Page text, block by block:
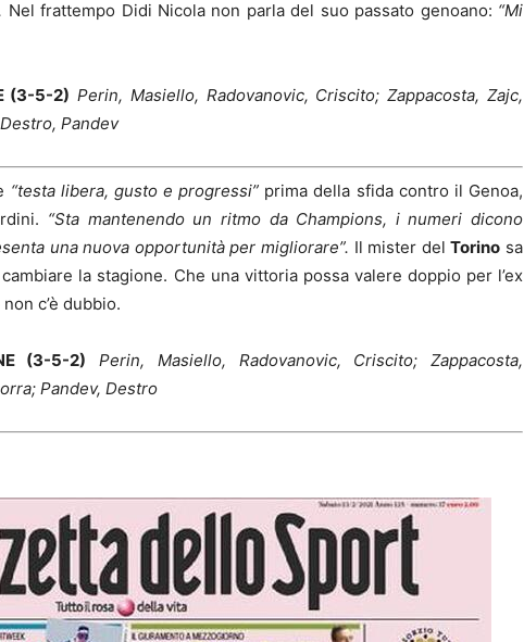
Nel frattempo Didi Nicola non parla del suo passato genoano: “Mi
(3-5-2) Perin, Masiello, Radovanovic, Criscito; Zappacosta, Zajc,
Pandev
“testa libera, gusto e progressi” prima della sfida contro il Genoa,
“Sta mantenendo un ritmo da Champions, i numeri dicono
una nuova opportunità per migliorare”. Il mister delTorino sa
la stagione. Che una vittoria possa valere doppio per l’ex
c’è dubbio.
(3-5-2)
Perin, Masiello, Radovanovic, Criscito; Zappacosta,
Pandev, Destro